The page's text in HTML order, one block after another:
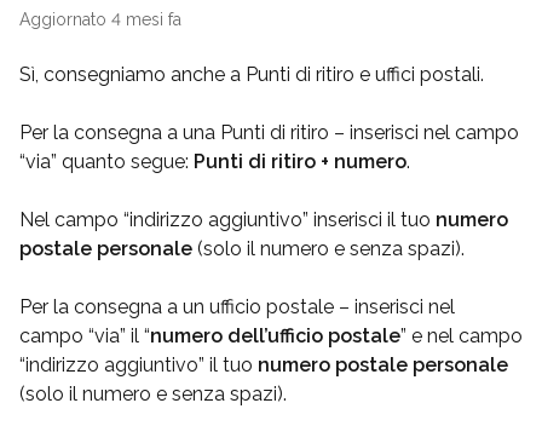
Aggiornato 4 mesi fa
Sì, consegniamo anche a Punti di ritiro e uffici postali.
Per la consegna a una Punti di ritiro – inserisci nel campo
“via” quanto segue: Punti di ritiro + numero.
Nel campo “indirizzo aggiuntivo” inserisci il tuo numero
postale personale (solo il numero e senza spazi).
Per la consegna a un ufficio postale – inserisci nel
campo “via” il “numero dell’ufficio postale” e nel campo
“indirizzo aggiuntivo” il tuo numero postale personale
(solo il numero e senza spazi).